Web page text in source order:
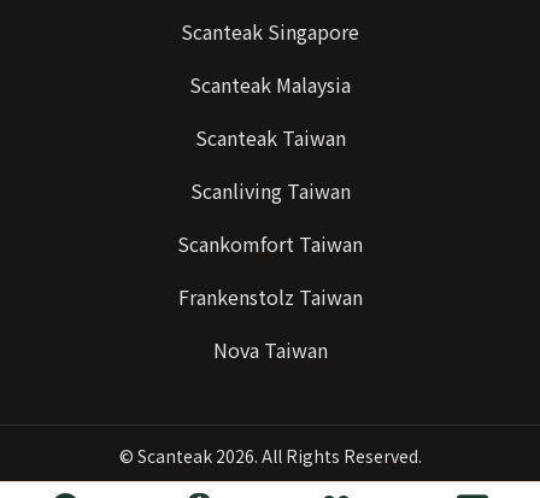
Scanteak Singapore
Scanteak Malaysia
Scanteak Taiwan
Scanliving Taiwan
Scankomfort Taiwan
Frankenstolz Taiwan
Nova Taiwan
© Scanteak2026. All Rights Reserved.